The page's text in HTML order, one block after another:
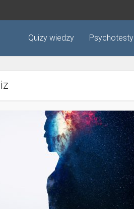
Quizy wiedzy Psychotesty